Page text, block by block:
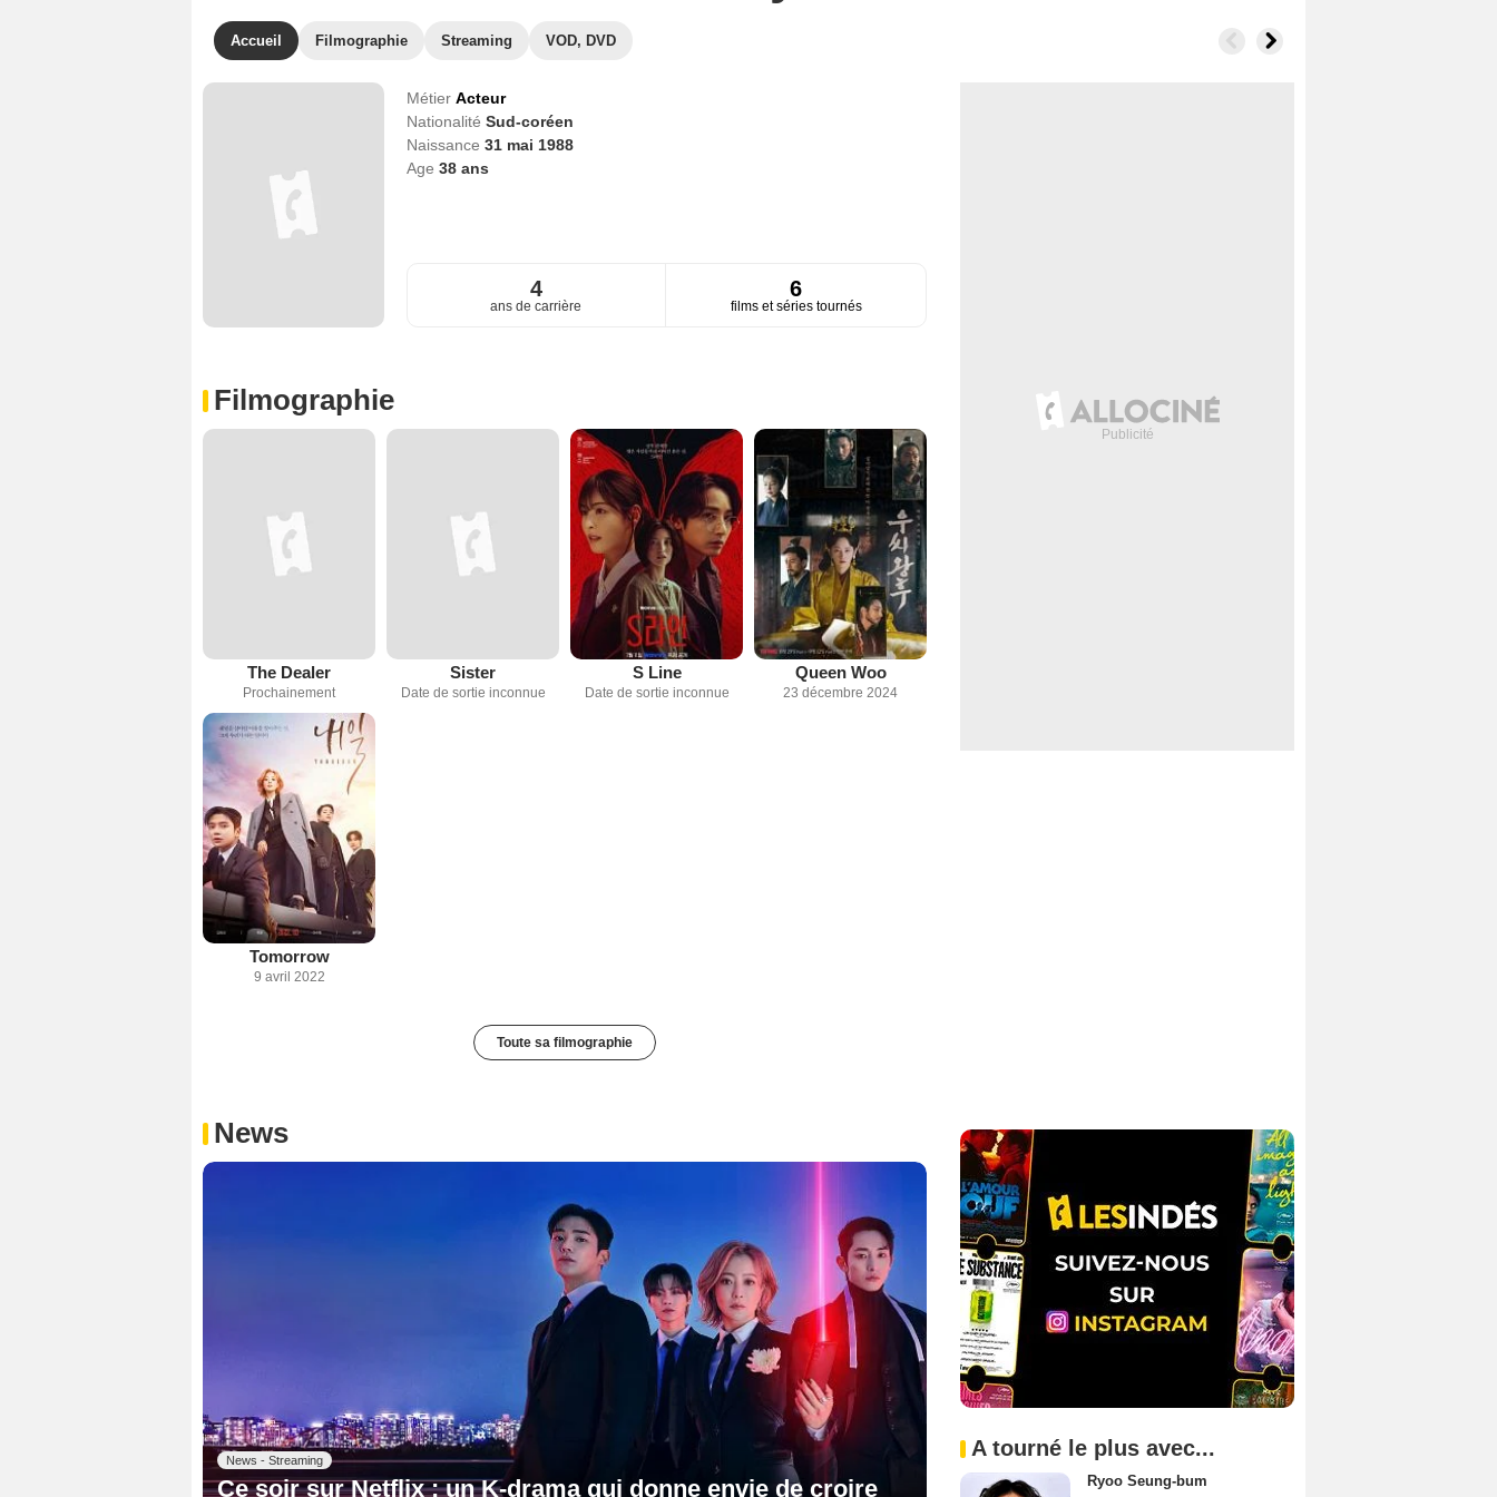
Accueil Filmographie Streaming VOD, DVD
Métier Acteur
Nationalité Sud-coréen
Naissance 31 mai 1988
Age 38ans
4
ans de carrière
6
films et séries tournés
Filmographie
The Dealer
Prochainement
Sister
Date de sortie inconnue
S Line
Date de sortie inconnue
Queen Woo
23 décembre 2024
Tomorrow
9 avril 2022
Toute sa filmographie
News
News - Streaming
Ce soir sur Netflix : un K-drama qui donne envie de croire
A tourné le plus avec...
Ryoo Seung-bum